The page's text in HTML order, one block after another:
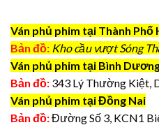
Ván phủ phim tại Thành Phố
Bản đồ: Kho cầu vượt Sóng
Ván phủ phim tại Bình
Bản đồ: 343 Lý Thường Kiệt,
Ván phủ phim tại Đồng Nai
Bản đồ:Đường Số 3, KCN1